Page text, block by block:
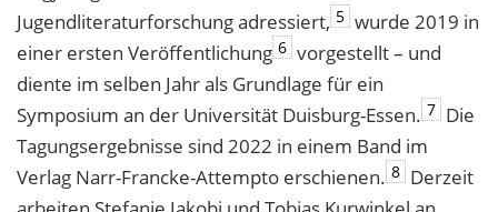
Jugendliteraturforschung adressiert, 5 wurde 2019 in
einer ersten Veröffentlichung 6 vorgestellt – und
diente im selben Jahr als Grundlage für ein
Symposium an der Universität Duisburg-Essen. 7 Die
Tagungsergebnisse sind 2022 in einem Band im
Verlag Narr-Francke-Attempto erschienen. 8 Derzeit